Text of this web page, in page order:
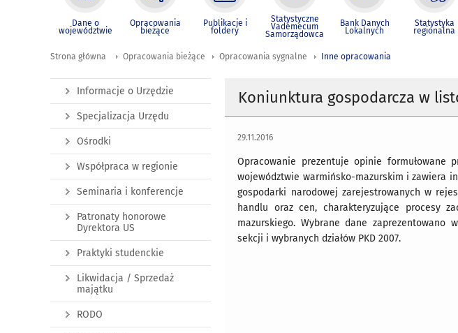
Dane o
województwie
Opracowania
bieżące
Publikacje i
foldery
Statystyczne
Vademecum
Samorządowca
Bank Danych
Lokalnych
Statystyka
regionalna
Strona główna Opracowania bieżące Opracowania sygnalne Inne opracowania
Koniunktura gospodarcza w
29.11.2016
Opracowanie prezentuje opinie
województwie warmińsko-mazurskim i zawiera
gospodarki narodowej zarejestrowanych w
handlu oraz cen, charakteryzujące procesy
mazurskiego. Wybrane dane zaprezentowano
sekcji i wybranych działów PKD 2007.
Informacje o Urzędzie
Specjalizacja Urzędu
Ośrodki
Współpraca w regionie
Seminaria i konferencje
Patronaty honorowe
Dyrektora US
Praktyki studenckie
Likwidacja / Sprzedaż
majątku
RODO